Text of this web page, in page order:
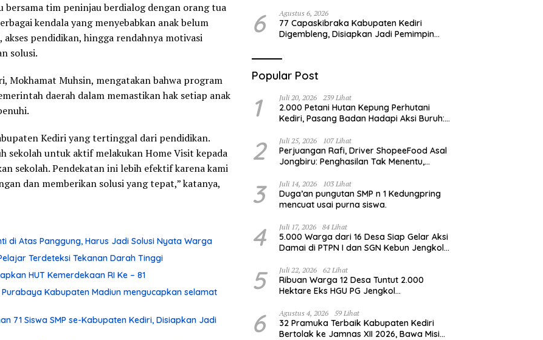
bersama tim peninjau berdialog dengan orang tua
kendala yang menyebabkan anak belum
pendidikan, hingga rendahnya motivasi
solusi.
Mokhamat Muhsin, mengatakan bahwa program
daerah dalam memastikan hak setiap anak
Kediri yang tertinggal dari pendidikan.
sekolah untuk aktif melakukan Home Visit kepada
sekolah. Pendekatan ini lebih efektif karena kami
dan memberikan solusi yang tepat,” katanya,
di Atas Panggung, Harus Jadi Solusi Nyata Warga
Terdeteksi Tekanan Darah Tinggi
HUT Kemerdekaan RI Ke – 81
Kabupaten Madiun mengucapkan selamat
71 Siswa SMP se-Kabupaten Kediri, Disiapkan Jadi
Pemimpin Generasi Emas
6 Agustus 6, 2026
77 Capaskibraka Kabupaten Kediri
Digembleng, Disiapkan Jadi Pemimpin
Popular Post
1 Juli 20, 2026 239 Lihat
2.000 Petani Hutan Kepung Perhutani
Kediri, Pasang Badan Hadapi Aksi Buruh:
Hutan”
2 Juli 25, 2026 107 Lihat
Perjuangan Rafi, Driver ShopeeFood Asal
Jongbiru: Penghasilan Tak Menentu,
3 Juli 14, 2026 103 Lihat
Duga’an pungutan SMP n 1 Kedungpring
mencuat usai purna siswa.
4 Juli 17, 2026 84 Lihat
5.000 Warga dari 16 Desa Siap Gelar Aksi
Damai di PTPN I dan SGN Kebun Jengkol,
5 Juli 22, 2026 62 Lihat
Ribuan Warga 12 Desa Tuntut 2.000
Hektare Eks HGU PG Jengkol
6 Agustus 4, 2026 59 Lihat
32 Pramuka Terbaik Kabupaten Kediri
Bertolak ke Jamnas XII 2026, Bawa Misi